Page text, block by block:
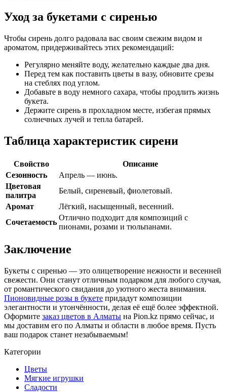
Уход за букетами с сиренью
Чтобы сирень долго радовала вас своим свежим видом и
ароматом, придерживайтесь этих рекомендаций:
Регулярно меняйте воду, желательно каждые два дня.
Перед тем как поставить цветы в вазу, обновите срезы
на стеблях под углом.
Добавьте в воду немного сахара, чтобы продлить жизнь
букета.
Держите сирень в прохладном месте, избегая прямых
солнечных лучей и тепла батарей.
Таблица характеристик сирени
Свойство
Описание
Сезонность
Апрель — июнь.
Цветовая
палитра
Белый, сиреневый, фиолетовый.
Аромат
Лёгкий, насыщенный, весенний.
Сочетаемость
Отлично подходит для композиций с
пионами, розами и тюльпанами.
Заключение
Букеты с сиренью — это олицетворение нежности и весенней
свежести. Они станут отличным подарком для любого случая,
от романтического свидания до уютного жеста внимания.
Пионовидные розы в букете придадут композиции
элегантности и утончённости, делая её ещё более эффектной.
Оформите заказ цветов в Алматы на Pion.kz прямо сейчас, и
мы доставим его по Алматы и области в любое время. Пусть
ваш подарок станет незабываемым!
Категории
Цветы
Мягкие игрушки
Сладости